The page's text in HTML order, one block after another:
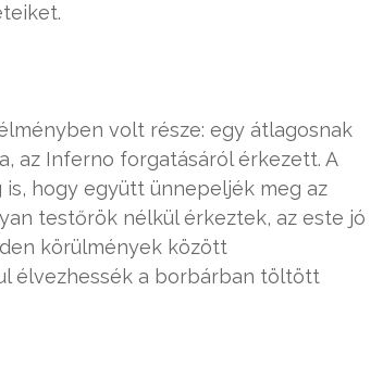
volt része: egy átlagosnak
az Inferno forgatásáról érkezett. A
hogy együtt ünnepeljék meg az
testőrök nélkül érkeztek, az este jó
körülmények között
élvezhessék a borbárban töltött